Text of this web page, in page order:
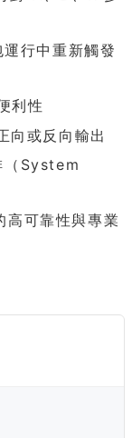
行中重新觸發
利性
或反向輸出
（System
可靠性與專業